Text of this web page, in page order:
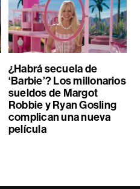
¿Habrá secuela de
‘Barbie’? Los millonarios
sueldos de Margot
Robbie y Ryan Gosling
complican una nueva
película